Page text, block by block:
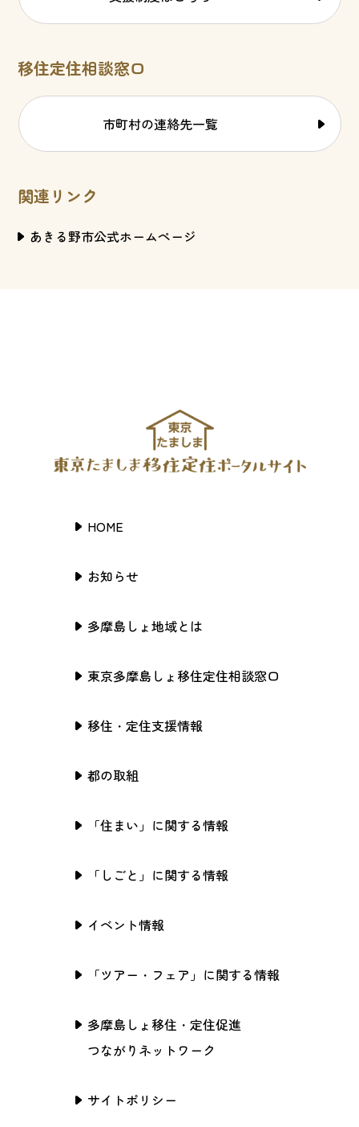
移住定住相談窓口
市町村の連絡先一覧
関連リンク
あきる野市公式ホームページ
HOME
お知らせ
多摩島しょ地域とは
東京多摩島しょ移住定住相談窓口
移住・定住支援情報
都の取組
「住まい」に関する情報
「しごと」に関する情報
イベント情報
「ツアー・フェア」に関する情報
多摩島しょ移住・定住促進
つながりネットワーク
サイトポリシー